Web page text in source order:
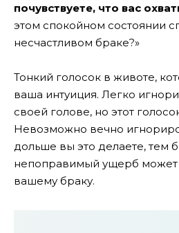
почувствуете, что вас
этом спокойном состоянии
несчастливом браке?»
Тонкий голосок в животе,
ваша интуиция. Легко
своей голове, но этот
Невозможно вечно
дольше вы это делаете, тем
непоправимый ущерб может
вашему браку.